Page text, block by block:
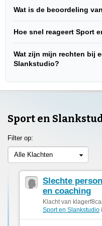
Wat is de beoordeling
Hoe snel reageert Sport
Wat zijn mijn rechten bij
Slankstudio?
Sport en
Filter op:
Alle Klachten
Slechte
en coaching
Klacht van
Sport en Slankstudio